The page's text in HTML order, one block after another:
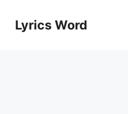
contentLyrics Word